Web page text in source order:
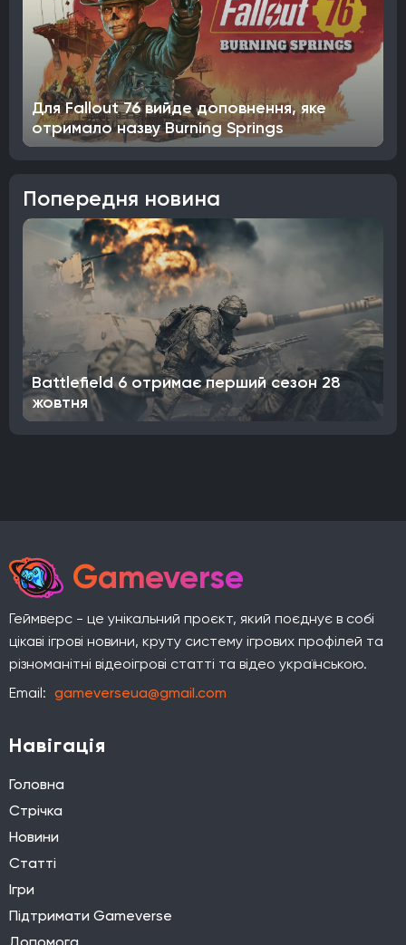
Для Fallout 76 вийде доповнення, яке
отримало назву Burning Springs
Попередня новина
Battlefield 6 отримає перший сезон 28
жовтня
Gameverse
Геймверс - це унікальний проєкт, який поєднує в собі
цікаві ігрові новини, круту систему ігрових профілей та
різноманітні відеоігрові статті та відео українською.
Email: gameverseua@gmail.com
Навігація
Головна
Стрічка
Новини
Статті
Ігри
Підтримати Gameverse
Допомога